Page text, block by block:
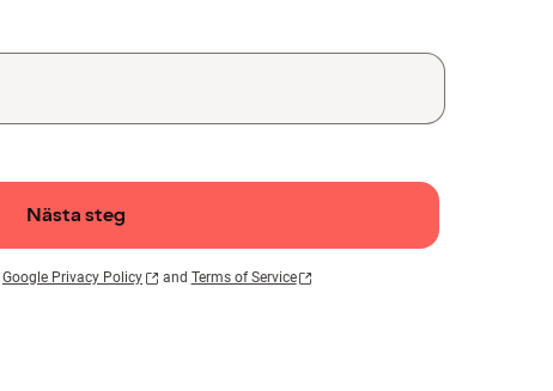
Nästa steg
Google Privacy Policy and Terms of Service